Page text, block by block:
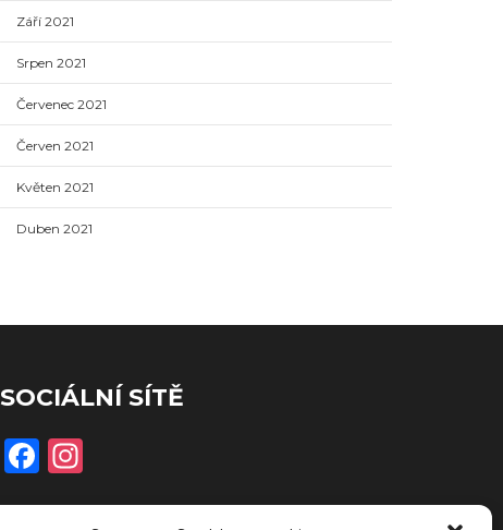
Září 2021
Srpen 2021
Červenec 2021
Červen 2021
Květen 2021
Duben 2021
SOCIÁLNÍ SÍTĚ
Facebook